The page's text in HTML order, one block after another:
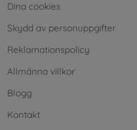
Dina cookies
Skydd av personuppgifter
Reklamationspolicy
Allmänna villkor
Blogg
Kontakt